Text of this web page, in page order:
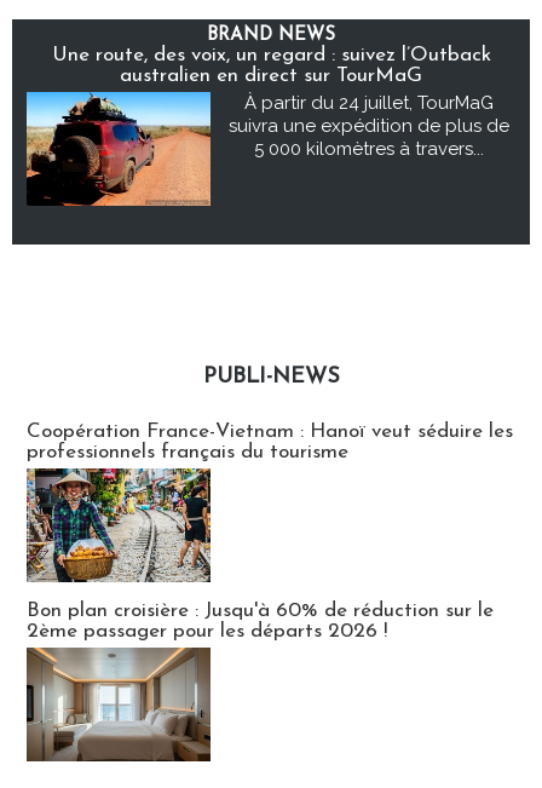
BRAND NEWS
Une route, des voix, un regard : suivez l’Outback
australien en direct sur TourMaG
À partir du 24 juillet, TourMaG
suivra une expédition de plus de
5 000 kilomètres à travers...
PUBLI-NEWS
Coopération France-Vietnam : Hanoï veut séduire les
professionnels français du tourisme
Bon plan croisière : Jusqu'à 60% de réduction sur le
2ème passager pour les départs 2026 !